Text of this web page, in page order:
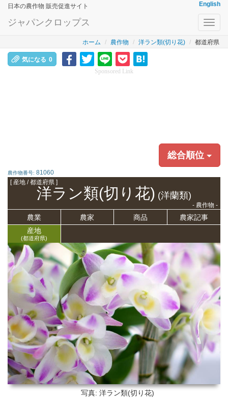
日本の農作物 販売促進サイト English
ジャパンクロップス
ホーム 農作物 洋ラン類(切り花) 都道府県
気になる 0
Sponsored Link
総合順位
農作物番号: 81060
[ 産地 / 都道府県 ]
洋ラン類(切り花) (洋蘭類)
- 農作物 -
農業 農家 商品
農家記事
産地
(都道府県)
写真: 洋ラン類(切り花)